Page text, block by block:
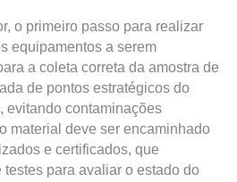
o primeiro passo para realizar
equipamentos a serem
a coleta correta da amostra de
de pontos estratégicos do
evitando contaminações
material deve ser encaminhado
e certificados, que
para avaliar o estado do